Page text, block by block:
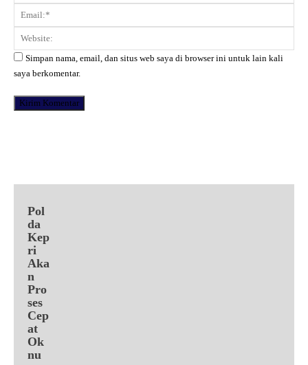
Simpan nama, email, dan situs web saya di browser ini untuk lain kali
saya berkomentar.
Pol
da
Kep
ri
Aka
n
Pro
ses
Cep
at
Ok
nu